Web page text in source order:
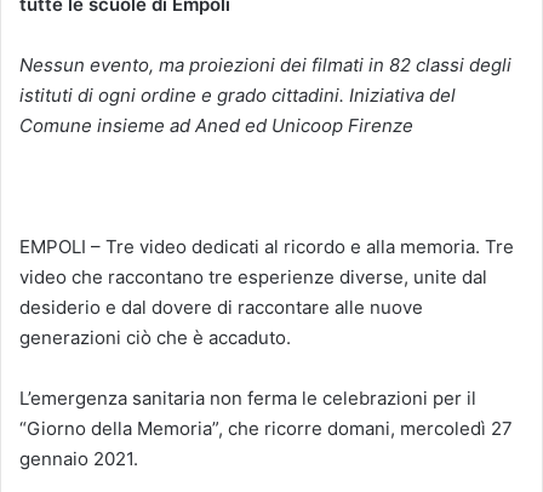
Nessun evento, ma proiezioni dei filmati in 82 classi degli
istituti di ogni ordine e grado cittadini. Iniziativa del
Comune insieme ad Aned ed Unicoop Firenze
EMPOLI – Tre video dedicati al ricordo e alla memoria. Tre
video che raccontano tre esperienze diverse, unite dal
desiderio e dal dovere di raccontare alle nuove
generazioni ciò che è accaduto.
L’emergenza sanitaria non ferma le celebrazioni per il
“Giorno della Memoria”, che ricorre domani, mercoledì 27
gennaio 2021.